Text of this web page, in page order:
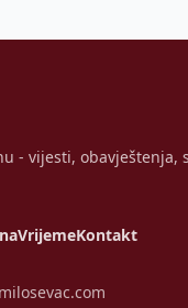
- vijesti, obavještenja,
VrijemeKontakt